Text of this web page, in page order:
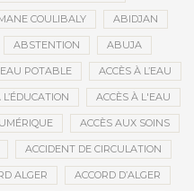
COULIBALY ABIDJAN
ABSTENTION ABUJA
POTABLE ACCÈS À L’EAU
ACCÈS À L'EAU
ACCÈS AUX SOINS
ACCIDENT DE CIRCULATION
ALGER ACCORD D’ALGER